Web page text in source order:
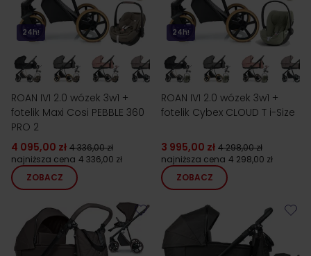
24h!
ROAN IVI 2.0 wózek 3w1 +
fotelik Maxi Cosi PEBBLE 360
PRO 2
4 095,00 zł 4 336,00 zł
najniższa cena 4 336,00 zł
ZOBACZ
24h!
ROAN IVI 2.0 wózek 3w1 +
fotelik Cybex CLOUD T i-Size
3 995,00 zł 4 298,00 zł
najniższa cena 4 298,00 zł
ZOBACZ